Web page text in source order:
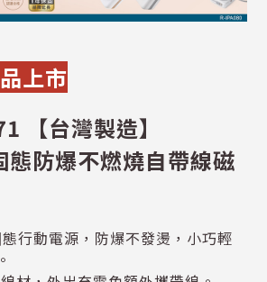
上市
【台灣製造】
防爆不燃燒自帶線磁
行動電源，防爆不發燙，小巧輕